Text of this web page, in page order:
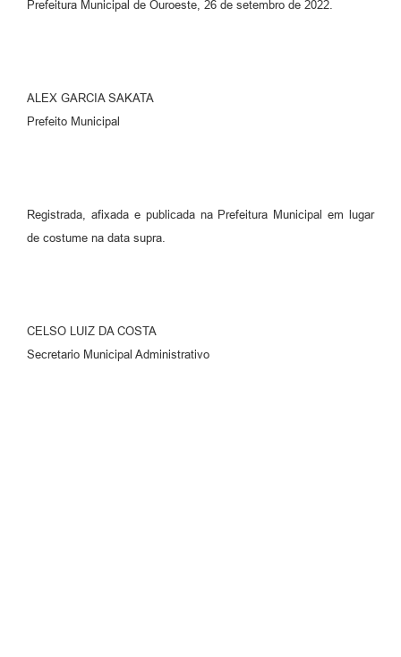
Prefeitura Municipal de Ouroeste, 26 de setembro de 2022.
ALEX GARCIA SAKATA
Prefeito Municipal
Registrada, afixada e publicada na Prefeitura Municipal em lugar
de costume na data supra.
CELSO LUIZ DA COSTA
Secretario Municipal Administrativo